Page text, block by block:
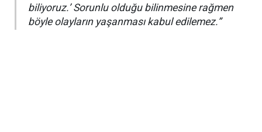
biliyoruz.’ Sorunlu olduğu bilinmesine rağmen
böyle olayların yaşanması kabul edilemez.”